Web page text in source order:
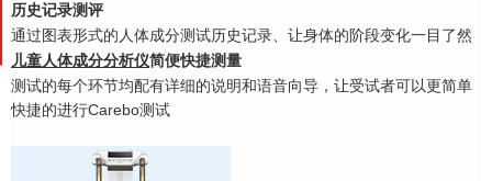
历史记录测评
通过图表形式的人体成分测试历史记录、让身体的阶段变化一目了然
儿童人体成分分析仪简便快捷测量
测试的每个环节均配有详细的说明和语音向导，让受试者可以更简单
快捷的进行Carebo测试